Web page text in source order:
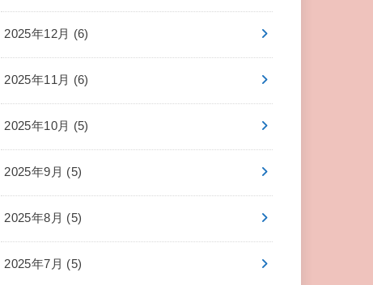
2025年12月 (6)
2025年11月 (6)
2025年10月 (5)
2025年9月 (5)
2025年8月 (5)
2025年7月 (5)